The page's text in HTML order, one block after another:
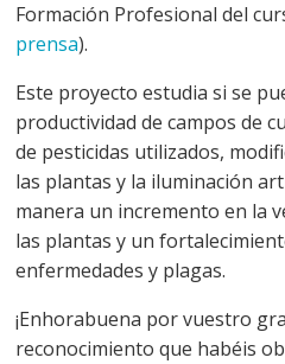
Formación Profesional del
prensa).
Este proyecto estudia si se
productividad de campos de
de pesticidas utilizados,
las plantas y la iluminación
manera un incremento en la
las plantas y un
enfermedades y plagas.
¡Enhorabuena por vuestro
reconocimiento que habéis